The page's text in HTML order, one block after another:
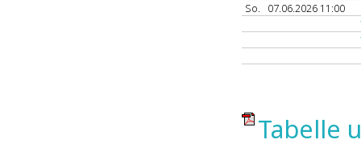
So.
07.06.2026 11:00
Tabelle